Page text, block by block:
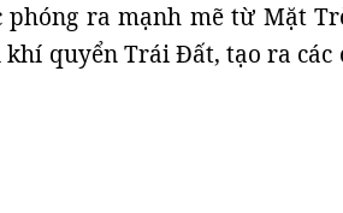
phóng ra mạnh mẽ từ Mặt
quyển Trái Đất, tạo ra các